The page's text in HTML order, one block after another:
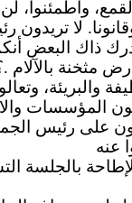
لا تريدون
ذاك البعض
مثخنة بالآلام .
والبريئة،
المؤسسات
على رئيس
عنه
بالجلسة